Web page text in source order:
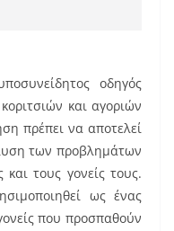
οδηγός
και αγοριών
πρέπει να αποτελεί
των προβλημάτων
τους γονείς τους.
ως ένας
που προσπαθούν